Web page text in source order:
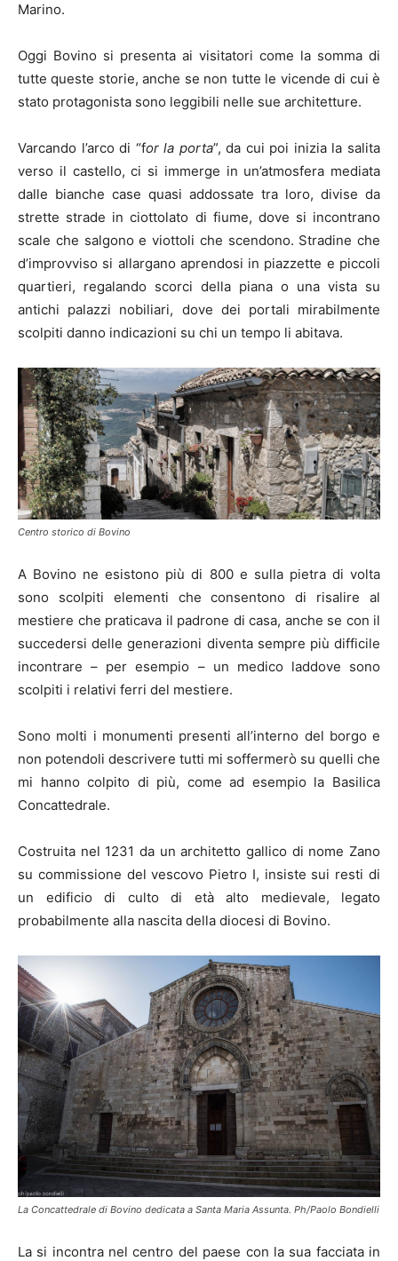
Marino.
Oggi Bovino si presenta ai visitatori come la somma di
tutte queste storie, anche se non tutte le vicende di cui è
stato protagonista sono leggibili nelle sue architetture.
Varcando l’arco di “for la porta”, da cui poi inizia la salita
verso il castello, ci si immerge in un’atmosfera mediata
dalle bianche case quasi addossate tra loro, divise da
strette strade in ciottolato di fiume, dove si incontrano
scale che salgono e viottoli che scendono. Stradine che
d’improvviso si allargano aprendosi in piazzette e piccoli
quartieri, regalando scorci della piana o una vista su
antichi palazzi nobiliari, dove dei portali mirabilmente
scolpiti danno indicazioni su chi un tempo li abitava.
Centro storico di Bovino
A Bovino ne esistono più di 800 e sulla pietra di volta
sono scolpiti elementi che consentono di risalire al
mestiere che praticava il padrone di casa, anche se con il
succedersi delle generazioni diventa sempre più difficile
incontrare – per esempio – un medico laddove sono
scolpiti i relativi ferri del mestiere.
Sono molti i monumenti presenti all’interno del borgo e
non potendoli descrivere tutti mi soffermerò su quelli che
mi hanno colpito di più, come ad esempio la Basilica
Concattedrale.
Costruita nel 1231 da un architetto gallico di nome Zano
su commissione del vescovo Pietro I, insiste sui resti di
un edificio di culto di età alto medievale, legato
probabilmente alla nascita della diocesi di Bovino.
La Concattedrale di Bovino dedicata a Santa Maria Assunta. Ph/Paolo Bondielli
La si incontra nel centro del paese con la sua facciata in